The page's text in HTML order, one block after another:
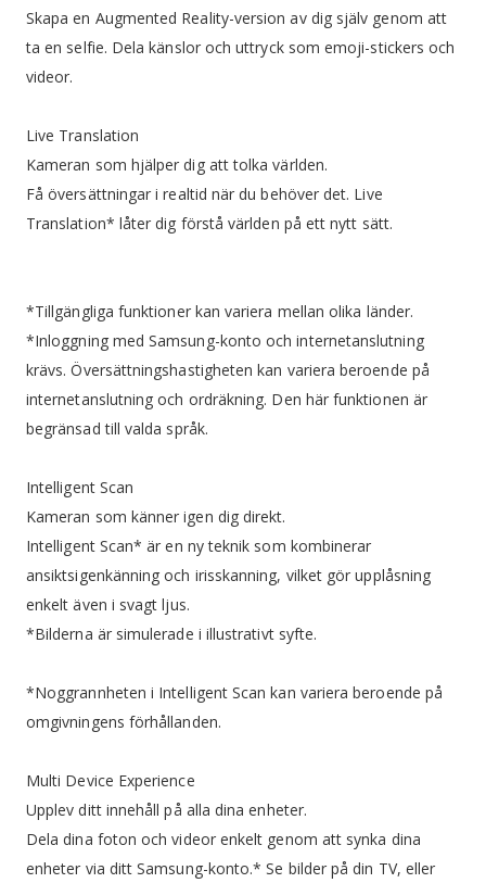
Skapa en Augmented Reality-version av dig själv genom att
ta en selfie. Dela känslor och uttryck som emoji-stickers och
videor.
Live Translation
Kameran som hjälper dig att tolka världen.
Få översättningar i realtid när du behöver det. Live
Translation* låter dig förstå världen på ett nytt sätt.
*Tillgängliga funktioner kan variera mellan olika länder.
*Inloggning med Samsung-konto och internetanslutning
krävs. Översättningshastigheten kan variera beroende på
internetanslutning och ordräkning. Den här funktionen är
begränsad till valda språk.
Intelligent Scan
Kameran som känner igen dig direkt.
Intelligent Scan* är en ny teknik som kombinerar
ansiktsigenkänning och irisskanning, vilket gör upplåsning
enkelt även i svagt ljus.
*Bilderna är simulerade i illustrativt syfte.
*Noggrannheten i Intelligent Scan kan variera beroende på
omgivningens förhållanden.
Multi Device Experience
Upplev ditt innehåll på alla dina enheter.
Dela dina foton och videor enkelt genom att synka dina
enheter via ditt Samsung-konto.* Se bilder på din TV, eller